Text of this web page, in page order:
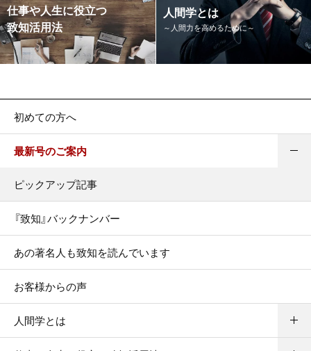
仕事や人生に役立つ
致知活用法
人間学とは
～人間力を高めるために～
初めての方へ
最新号のご案内
ピックアップ記事
『致知』バックナンバー
あの著名人も致知を読んでいます
お客様からの声
人間学とは